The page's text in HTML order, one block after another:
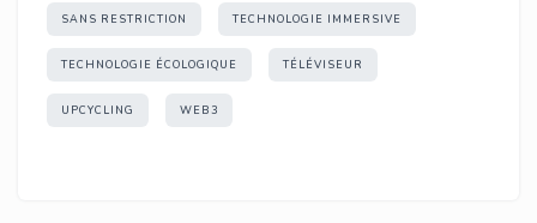
SANS RESTRICTION TECHNOLOGIE IMMERSIVE
TECHNOLOGIE ÉCOLOGIQUE TÉLÉVISEUR
UPCYCLING WEB3